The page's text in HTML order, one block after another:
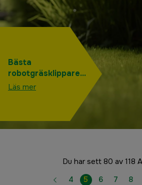
Bästa
robotgräsklipparen
– populäraste
Läs mer
Du har sett 80 av 118
4
5 6 7 8